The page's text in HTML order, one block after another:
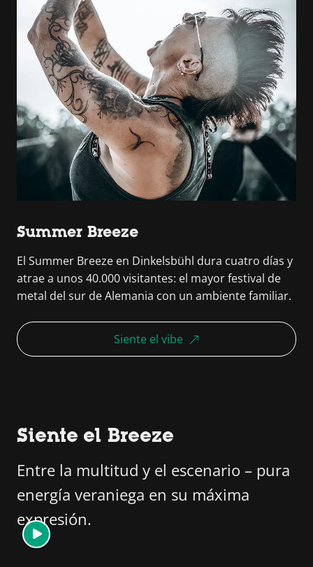
Summer Breeze
El Summer Breeze en Dinkelsbühl dura cuatro días y
atrae a unos 40.000 visitantes: el mayor festival de
metal del sur de Alemania con un ambiente familiar.
Siente el vibe
Siente el Breeze
Entre la multitud y el escenario – pura
energía veraniega en su máxima
expresión.